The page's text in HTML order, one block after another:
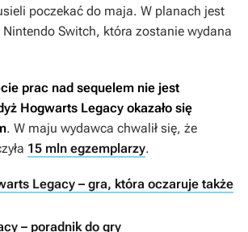
poczekać do maja. W planach jest
Switch, która zostanie wydana
prac nad sequelem nie jest
Hogwarts Legacy okazało się
. W maju wydawca chwalił się, że
15 mln egzemplarzy.
Legacy – gra, która oczaruje także
– poradnik do gry